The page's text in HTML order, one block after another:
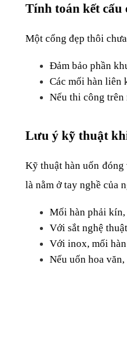
Tính toán kết cấu
Một cổng đẹp thôi
Đảm bảo phần
Các mối hàn liên
Nếu thi công trên
Lưu ý kỹ thuật
Kỹ thuật hàn uốn
là nằm ở tay nghề của
Mối hàn phải
Với sắt nghệ
Với inox, mối hàn
Nếu uốn hoa